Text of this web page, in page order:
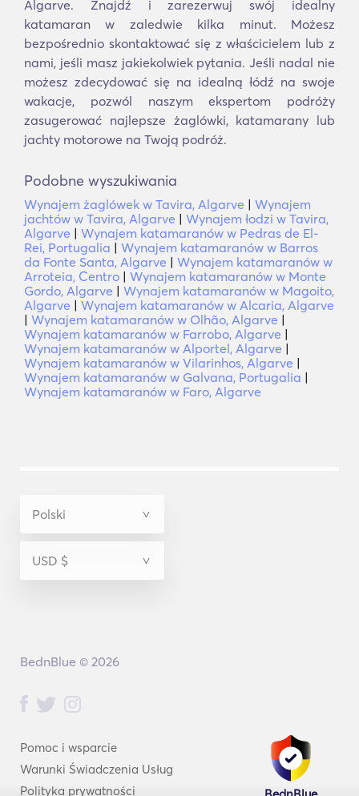
Algarve. Znajdź i zarezerwuj swój idealny
katamaran w zaledwie kilka minut. Możesz
bezpośrednio skontaktować się z właścicielem lub z
nami, jeśli masz jakiekolwiek pytania. Jeśli nadal nie
możesz zdecydować się na idealną łódź na swoje
wakacje, pozwól naszym ekspertom podróży
zasugerować najlepsze żaglówki, katamarany lub
jachty motorowe na Twoją podróż.
Podobne wyszukiwania
Wynajem żaglówek w Tavira, Algarve | Wynajem
jachtów w Tavira, Algarve | Wynajem łodzi w Tavira,
Algarve | Wynajem katamaranów w Pedras de El-
Rei, Portugalia | Wynajem katamaranów w Barros
da Fonte Santa, Algarve | Wynajem katamaranów w
Arroteia, Centro | Wynajem katamaranów w Monte
Gordo, Algarve | Wynajem katamaranów w Magoito,
Algarve | Wynajem katamaranów w Alcaria, Algarve
| Wynajem katamaranów w Olhão, Algarve |
Wynajem katamaranów w Farrobo, Algarve |
Wynajem katamaranów w Alportel, Algarve |
Wynajem katamaranów w Vilarinhos, Algarve |
Wynajem katamaranów w Galvana, Portugalia |
Wynajem katamaranów w Faro, Algarve
Pomoc i wsparcie
Warunki Świadczenia Usług
Polityka prywatności
BednBlue © 2026